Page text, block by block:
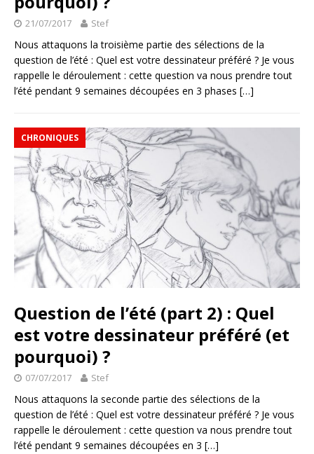
21/07/2017 Stef
Nous attaquons la troisième partie des sélections de la
question de l’été : Quel est votre dessinateur préféré ? Je vous
rappelle le déroulement : cette question va nous prendre tout
l’été pendant 9 semaines découpées en 3 phases […]
CHRONIQUES
Question de l’été (part 2) : Quel
est votre dessinateur préféré (et
pourquoi) ?
07/07/2017 Stef
Nous attaquons la seconde partie des sélections de la
question de l’été : Quel est votre dessinateur préféré ? Je vous
rappelle le déroulement : cette question va nous prendre tout
l’été pendant 9 semaines découpées en 3 […]